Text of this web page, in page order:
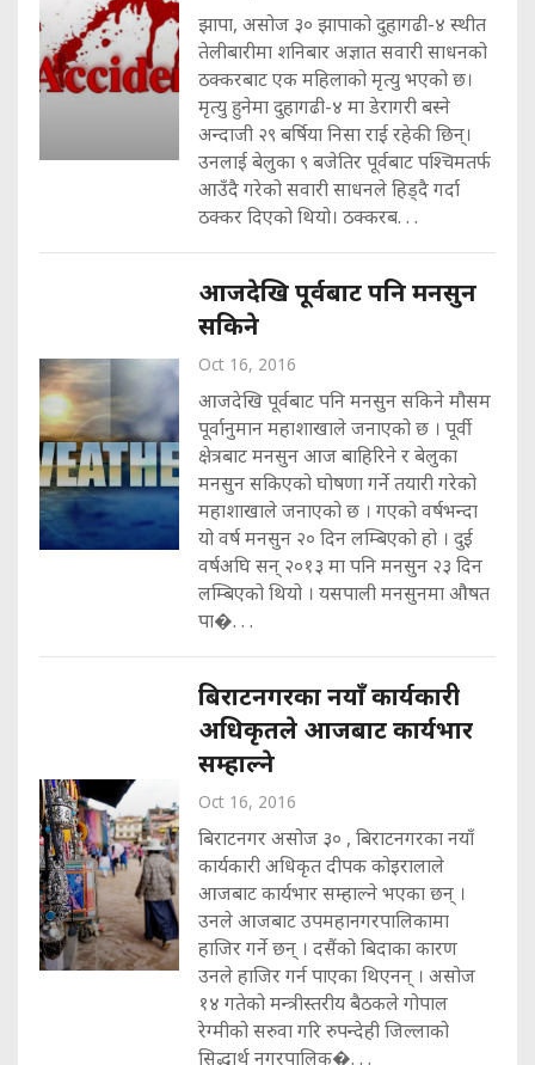
झापा, असोज ३० झापाको दुहागढी-४ स्थीत
तेलीबारीमा शनिबार अज्ञात सवारी साधनको
ठक्करबाट एक महिलाको मृत्यु भएको छ।
मृत्यु हुनेमा दुहागढी-४ मा डेरागरी बस्ने
अन्दाजी २९ बर्षिया निसा राई रहेकी छिन्।
उनलाई बेलुका ९ बजेतिर पूर्वबाट पश्चिमतर्फ
आउँदै गरेको सवारी साधनले हिड्दै गर्दा
ठक्कर दिएको थियो। ठक्करब. . .
आजदेखि पूर्वबाट पनि मनसुन
सकिने
Oct 16, 2016
आजदेखि पूर्वबाट पनि मनसुन सकिने मौसम
पूर्वानुमान महाशाखाले जनाएको छ । पूर्वी
क्षेत्रबाट मनसुन आज बाहिरिने र बेलुका
मनसुन सकिएको घोषणा गर्ने तयारी गरेको
महाशाखाले जनाएको छ । गएको वर्षभन्दा
यो वर्ष मनसुन २० दिन लम्बिएको हो । दुई
वर्षअघि सन् २०१३ मा पनि मनसुन २३ दिन
लम्बिएको थियो । यसपाली मनसुनमा औषत
पा�. . .
बिराटनगरका नयाँ कार्यकारी
अधिकृतले आजबाट कार्यभार
सम्हाल्ने
Oct 16, 2016
बिराटनगर असोज ३० , बिराटनगरका नयाँ
कार्यकारी अधिकृत दीपक कोइरालाले
आजबाट कार्यभार सम्हाल्ने भएका छन् ।
उनले आजबाट उपमहानगरपालिकामा
हाजिर गर्ने छन् । दसैंको बिदाका कारण
उनले हाजिर गर्न पाएका थिएनन् । असोज
१४ गतेको मन्त्रीस्तरीय बैठकले गोपाल
रेग्मीको सरुवा गरि रुपन्देही जिल्लाको
सिद्धार्थ नगरपालिक�. . .